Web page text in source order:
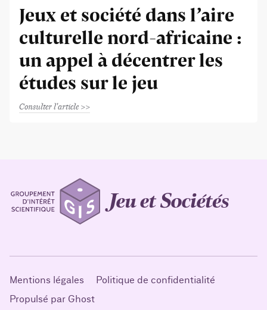
Jeux et société dans l’aire
culturelle nord-africaine :
un appel à décentrer les
études sur le jeu
Consulter l'article
Mentions légales
Politique de confidentialité
Propulsé par Ghost